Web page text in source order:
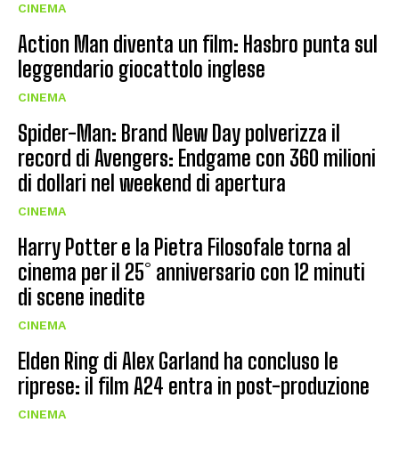
CINEMA
Action Man diventa un film: Hasbro punta sul
leggendario giocattolo inglese
CINEMA
Spider-Man: Brand New Day polverizza il
record di Avengers: Endgame con 360 milioni
di dollari nel weekend di apertura
CINEMA
Harry Potter e la Pietra Filosofale torna al
cinema per il 25° anniversario con 12 minuti
di scene inedite
CINEMA
Elden Ring di Alex Garland ha concluso le
riprese: il film A24 entra in post-produzione
CINEMA